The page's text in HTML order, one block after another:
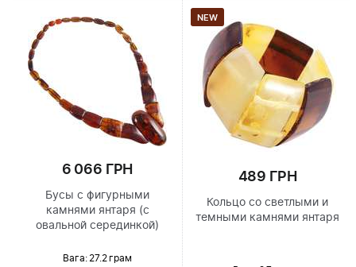
6 066 ГРН
Бусы с фигурными
камнями янтаря (с
овальной серединкой)
Вага: 27.2 грам
NEW
489 ГРН
Кольцо со светлыми и
темными камнями янтаря